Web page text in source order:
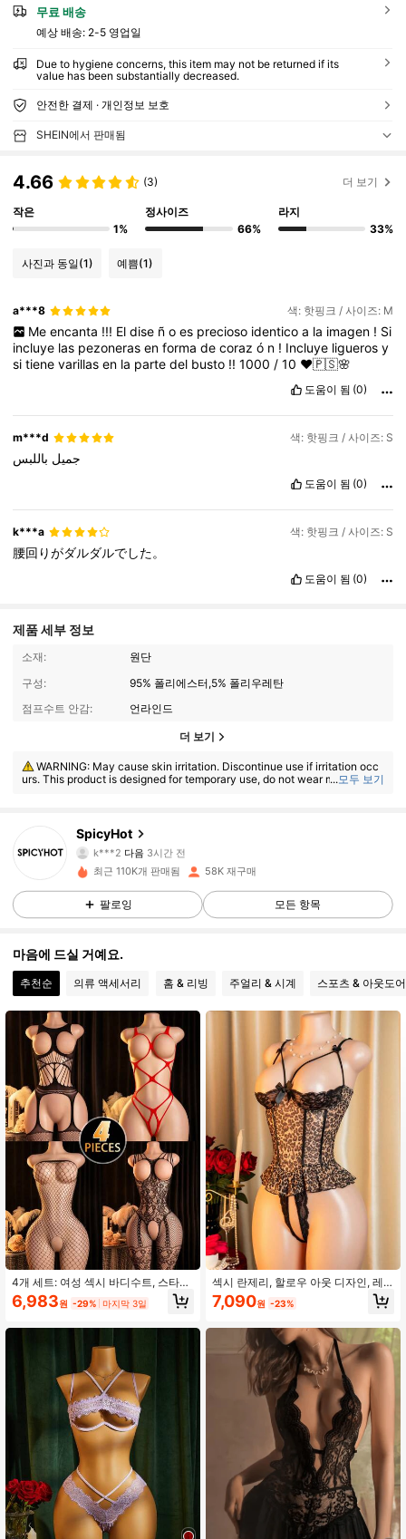
무료 배송
예상 배송: 2-5 영업일
Due to hygiene concerns, this item may not be returned if its
value has been substantially decreased.
안전한 결제 · 개인정보 보호
SHEIN에서 판매됨
4.66 (3) 더 보기
작은
1%
정사이즈
66%
라지
33%
사진과 동일(1) 예쁨(1)
a***8 색: 핫핑크 / 사이즈: M
Me encanta !!! El dise ñ o es precioso identico a la imagen ! Si
incluye las pezonerasenformadecorazó n ! Incluye liguerosy
sitienevarillasen la partedel busto !!1000 /10 ♥️🇵🇸🌸
도움이 됨 (0)
m***d 색: 핫핑크 / 사이즈: S
جميل باللبس
도움이 됨 (0)
k***a 색: 핫핑크 / 사이즈: S
腰回りがダルダルでした。
도움이 됨 (0)
제품 세부 정보
소재:
원단
구성:
95% 폴리에스터,5% 폴리우레탄
점프수트 안감:
언라인드
더 보기
WARNING: May cause skin irritation. Discontinue use if irritation occ
urs. This product is designed for temporary use, do not wear more than
... 모두 보기
SpicyHot
k***2 다음 3시간 전
40K 팔로워
4.90 40K 팔로워
40K 팔로워
4.90 40K 팔로워
4.90 40K 팔로워
4.90 40K 팔로워
4.90 40K 팔로워
최근 110K개 판매됨 58K 재구매
팔로잉 모든 항목
마음에 드실 거예요.
추천순 의류 액세서리 홈 & 리빙 주얼리 & 시계 스포츠 & 아웃도어
4개 세트: 여성 섹시 바디수트, 스타킹
및 레이스 바디수트
6,983원 -29% 마지막 3일
섹시 란제리, 할로우 아웃 디자인, 레
이스 패치워크, 스파게티 스트랩 레오
파드 프린트 바디수트, 여성용 바디수
나이트
7,090원 -23%